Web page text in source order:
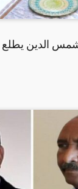
الدين